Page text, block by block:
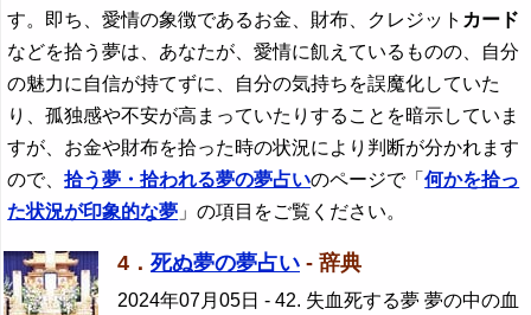
す。即ち、愛情の象徴であるお金、財布、クレジット カード
などを拾う夢は、あなたが、愛情に飢えているものの、自分
の魅力に自信が持てずに、自分の気持ちを誤魔化していた
り、孤独感や不安が高まっていたりすることを暗示していま
すが、お金や財布を拾った時の状況により判断が分かれます
ので、拾う夢・拾われる夢の夢占いのページで「何かを拾っ
た状況が印象的な夢 」の項目をご覧ください。
4． 死ぬ夢の夢占い - 辞典
2024年07月05日 - 42. 失血死する夢 夢の中の血